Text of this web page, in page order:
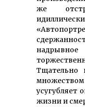
же
Тщательно
усугубляет
жизни и